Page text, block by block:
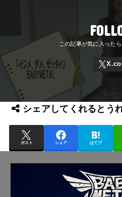
シェアしてくれるとう
ポスト シェア はてブ